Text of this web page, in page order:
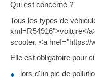
Qui est concerné ?
Tous les types de
xml=R54916">voiture</
scooter, <a
Elle est obligatoire pour
lors d'un pic de